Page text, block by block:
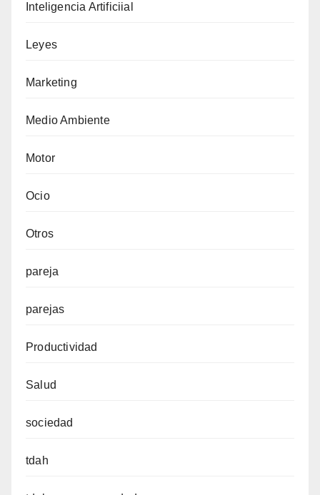
Inteligencia Artificiial
Leyes
Marketing
Medio Ambiente
Motor
Ocio
Otros
pareja
parejas
Productividad
Salud
sociedad
tdah